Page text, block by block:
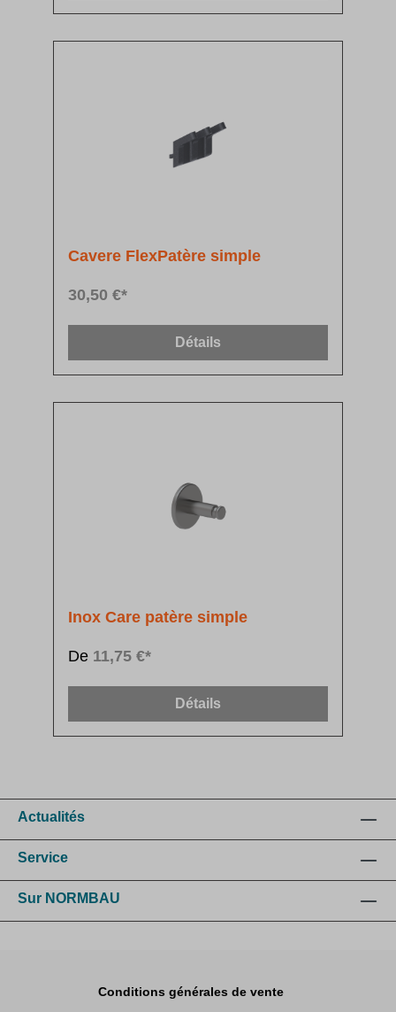
Cavere FlexPatère simple
30,50 €*
Détails
Inox Care patère simple
De 11,75 €*
Détails
Actualités
Service
Sur NORMBAU
Conditions générales de vente